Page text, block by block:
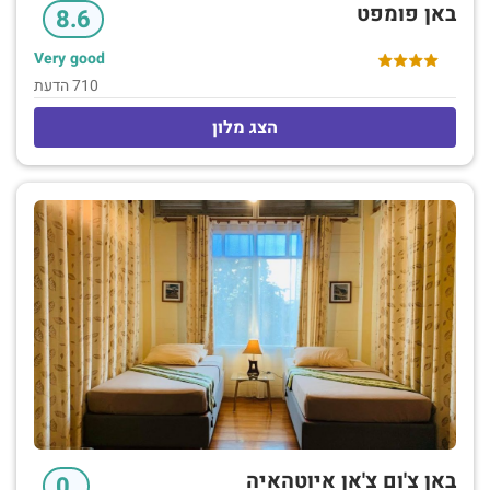
באן פומפט 8.6
Very good
710 הדעת
הצג מלון
באן צ'ום צ'אן איוטהאיה